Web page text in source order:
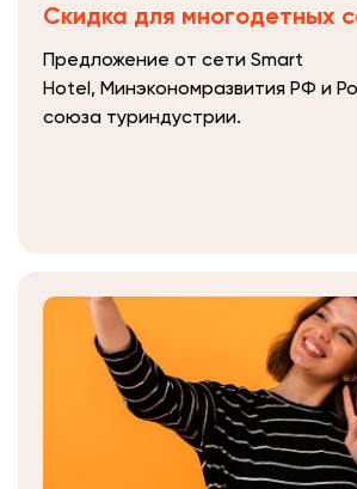
Скидка для многодетных
Предложение от сети Smart
Hotel, Минэкономразвития РФ и
союза туриндустрии.